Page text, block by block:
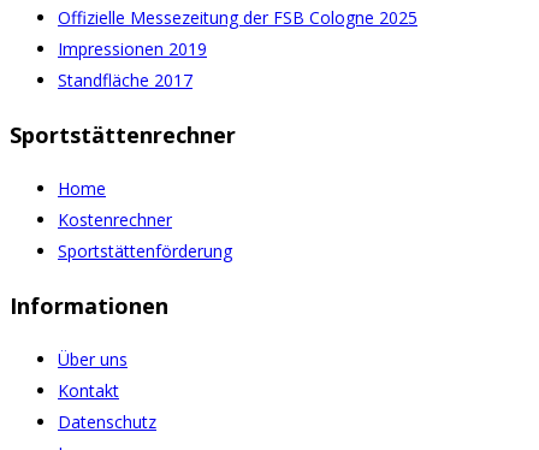
Offizielle Messezeitung der FSB Cologne 2025
Impressionen 2019
Standfläche 2017
Sportstättenrechner
Home
Kostenrechner
Sportstättenförderung
Informationen
Über uns
Kontakt
Datenschutz